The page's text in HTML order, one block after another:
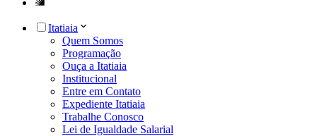
Itatiaia
Quem Somos
Programação
Ouça a Itatiaia
Institucional
Entre em Contato
Expediente Itatiaia
Trabalhe Conosco
Lei de Igualdade Salarial